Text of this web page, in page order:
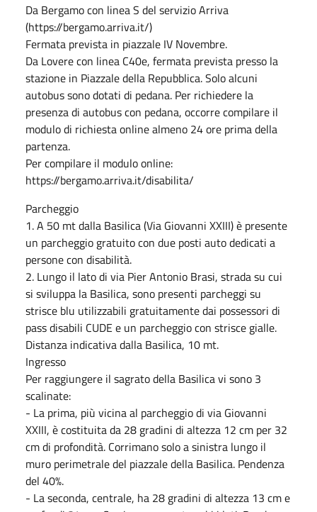
Da Bergamo con linea S del servizio Arriva
(https://bergamo.arriva.it/)
Fermata prevista in piazzale IV Novembre.
Da Lovere con linea C40e, fermata prevista presso la
stazione in Piazzale della Repubblica. Solo alcuni
autobus sono dotati di pedana. Per richiedere la
presenza di autobus con pedana, occorre compilare il
modulo di richiesta online almeno 24 ore prima della
partenza.
Per compilare il modulo online:
https://bergamo.arriva.it/disabilita/
Parcheggio
1. A 50 mt dalla Basilica (Via Giovanni XXIII) è presente
un parcheggio gratuito con due posti auto dedicati a
persone con disabilità.
2. Lungo il lato di via Pier Antonio Brasi, strada su cui
si sviluppa la Basilica, sono presenti parcheggi su
strisce blu utilizzabili gratuitamente dai possessori di
pass disabili CUDE e un parcheggio con strisce gialle.
Distanza indicativa dalla Basilica, 10 mt.
Ingresso
Per raggiungere il sagrato della Basilica vi sono 3
scalinate:
- La prima, più vicina al parcheggio di via Giovanni
XXIII, è costituita da 28 gradini di altezza 12 cm per 32
cm di profondità. Corrimano solo a sinistra lungo il
muro perimetrale del piazzale della Basilica. Pendenza
del 40%.
- La seconda, centrale, ha 28 gradini di altezza 13 cm e